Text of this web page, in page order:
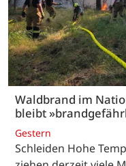
Waldbrand im
bleibt
Gestern
Schleiden Hohe